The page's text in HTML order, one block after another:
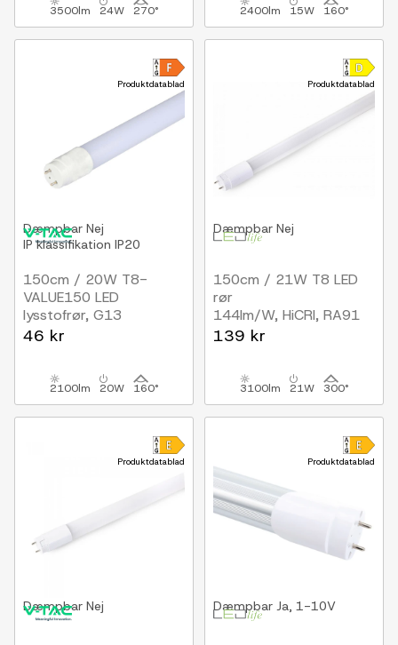
3500lm 24W 270° 2400lm 15W 160°
Produktdatablad
Dæmpbar Nej
IP klassifikation IP20
150cm / 20W T8-
VALUE150 LED
lysstofrør, G13
46 kr
2100lm 20W 160°
Produktdatablad
Dæmpbar Nej
150cm / 21W T8 LED
rør
144lm/W, HiCRI, RA91
139 kr
3100lm 21W 300°
Produktdatablad
Dæmpbar Nej
Produktdatablad
Dæmpbar Ja, 1-10V